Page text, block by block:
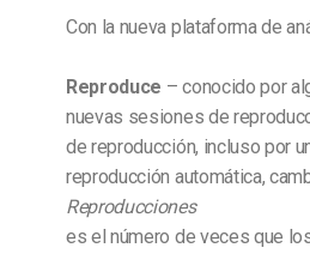
Con la nueva plataformade
Reproduce – conocido por
nuevas sesiones de
de reproducción, incluso por
reproducción automática,
Reproducciones
es el número de veces que